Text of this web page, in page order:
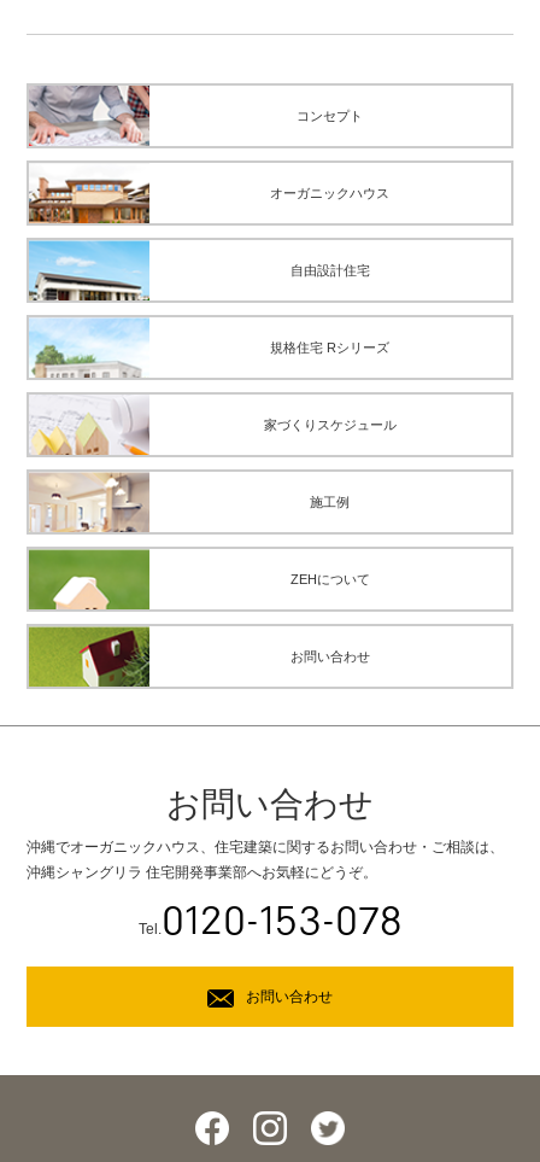
コンセプト
オーガニックハウス
自由設計住宅
規格住宅 Rシリーズ
家づくりスケジュール
施工例
ZEHについて
お問い合わせ
お問い合わせ
沖縄でオーガニックハウス、住宅建築に関するお問い合わせ・ご相談は、
沖縄シャングリラ 住宅開発事業部へお気軽にどうぞ。
Tel.0120-153-078
お問い合わせ